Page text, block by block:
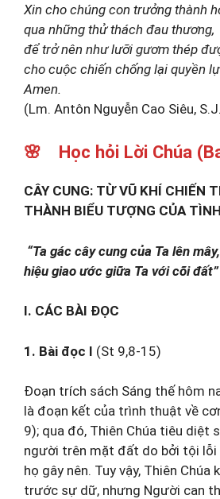
Xin cho chúng con trưởng thành
qua những thử thách đau thương,
để trở nên như lưỡi gươm thép
cho cuộc chiến chống lại quyền
Amen.
(Lm. Antôn Nguyễn Cao Siêu,
🌸 Học hỏi Lời Chúa
CÂY CUNG: TỪ VŨ KHÍ CHIẾN
THÀNH BIỂU TƯỢNG CỦA
“Ta gác cây cung của Ta lên mây,
hiệu giao ước giữa Ta với cõi đất”
I. CÁC BÀI ĐỌC
1. Bài đọc I (St 9,8-15)
Đoạn trích sách Sáng thế hôm
là đoạn kết của trình thuật về
9); qua đó, Thiên Chúa tiêu diệt
người trên mặt đất do bởi tội lỗi
họ gây nên. Tuy vậy, Thiên Chúa
trước sự dữ, nhưng Người can